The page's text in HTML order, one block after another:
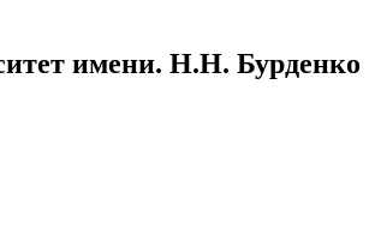
имени. Н.Н. Бурденко